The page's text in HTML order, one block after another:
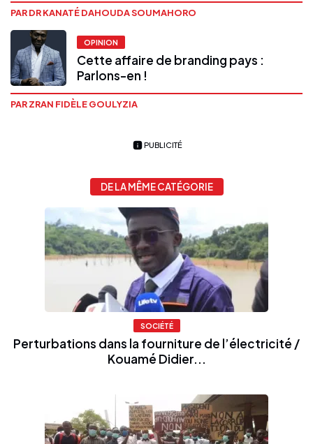
PAR DR KANATÉ DAHOUDA SOUMAHORO
OPINION
Cette affaire de branding pays :
Parlons-en !
PAR ZRAN FIDÈLE GOULYZIA
PUBLICITÉ
DE LA MÊME CATÉGORIE
SOCIÉTÉ
Perturbations dans la fourniture de l’électricité /
Kouamé Didier...